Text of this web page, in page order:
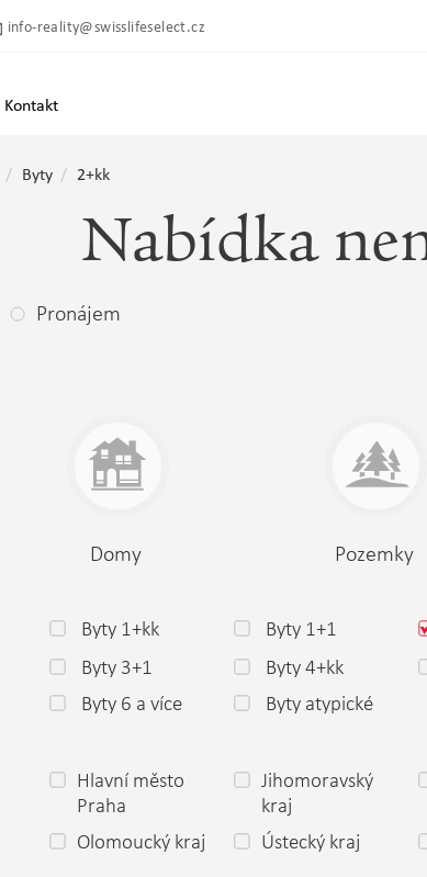
info-reality@swisslifeselect.cz
Kontakt
Byty 2+kk
Nabídka
Pronájem
Domy Pozemky
Byty 1+kk Byty 1+1
Byty 3+1
Byty 4+kk
Byty 6 a více
Byty atypické
Hlavní město
Praha
Jihomoravský
kraj
Olomoucký kraj Ústecký kraj